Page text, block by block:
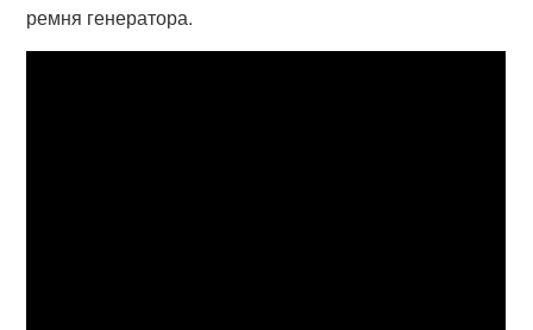
ремня генератора.